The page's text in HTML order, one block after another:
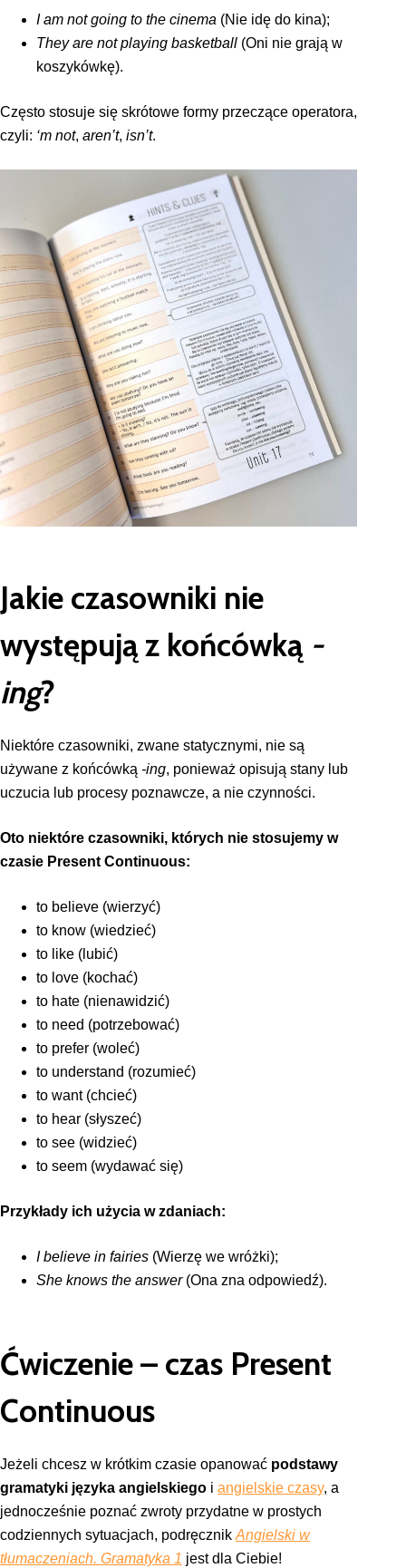
I am not going to the cinema (Nie idę do kina);
They are not playing basketball (Oni nie grają w
koszykówkę).
Często stosuje się skrótowe formy przeczące operatora,
czyli: ‘m not, aren’t, isn’t.
Jakie czasowniki nie
występują z końcówką -
ing?
Niektóre czasowniki, zwane statycznymi, nie są
używane z końcówką -ing, ponieważ opisują stany lub
uczucia lub procesy poznawcze, a nie czynności.
Oto niektóre czasowniki, których nie stosujemy w
czasie Present Continuous:
to believe (wierzyć)
to know (wiedzieć)
to like (lubić)
to love (kochać)
to hate (nienawidzić)
to need (potrzebować)
to prefer (woleć)
to understand (rozumieć)
to want (chcieć)
to hear (słyszeć)
to see (widzieć)
to seem (wydawać się)
Przykłady ich użycia w zdaniach:
I believe in fairies (Wierzę we wróżki);
She knows the answer(Ona zna odpowiedź).
Ćwiczenie – czas Present
Continuous
Jeżeli chcesz w krótkim czasie opanować podstawy
gramatyki języka angielskiego i angielskie czasy, a
jednocześnie poznać zwroty przydatne w prostych
codziennych sytuacjach, podręcznikAngielski w
tłumaczeniach. Gramatyka 1 jest dla Ciebie!